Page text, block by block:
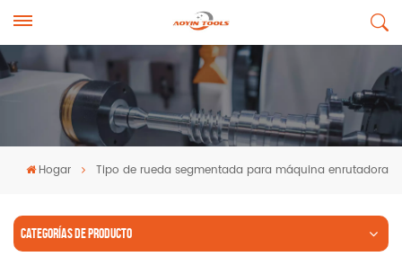
Hogar Tipo de rueda segmentada para máquina enrutadora
CATEGORÍAS DE PRODUCTO